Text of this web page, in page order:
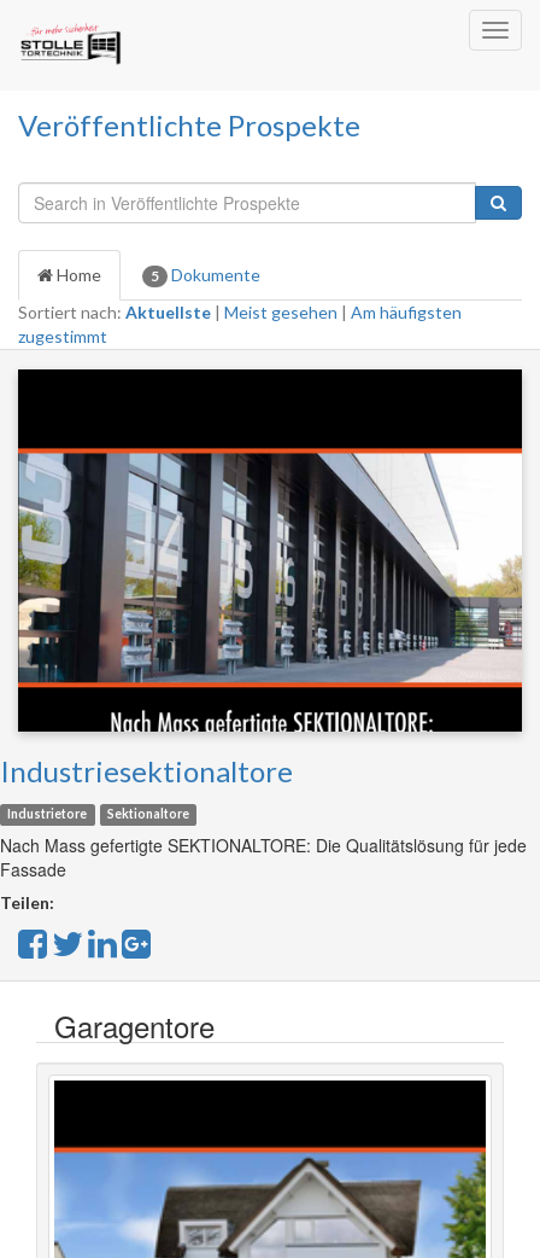
Veröffentlichte Prospekte
Home 5
Dokumente
Sortiert nach: Aktuellste Meist gesehen
Am häufigsten
zugestimmt
Industriesektionaltore
Industrietore Sektionaltore
Nach Mass gefertigte SEKTIONALTORE: Die Qualitätslösung für jede
Fassade
Teilen:
Garagentore